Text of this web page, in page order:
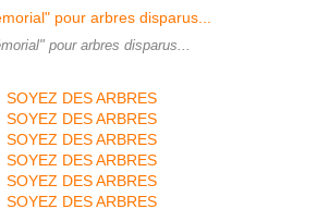
pour arbres disparus...